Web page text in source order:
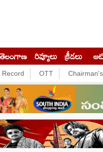
తెలంగాణ రివ్యూలు క్రీడలు
OTT